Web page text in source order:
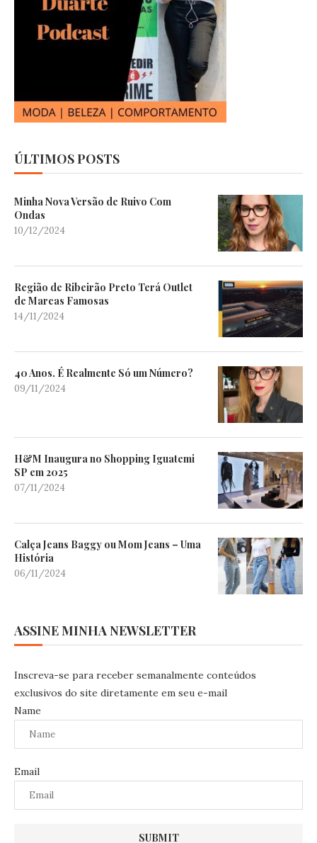
ÚLTIMOS POSTS
Minha Nova Versão de Ruivo Com
Ondas
10/12/2024
Região de Ribeirão Preto Terá Outlet
de Marcas Famosas
14/11/2024
40 Anos. É Realmente Só um Número?
09/11/2024
H&M Inaugura no Shopping Iguatemi
SP em 2025
07/11/2024
Calça Jeans Baggy ou Mom Jeans – Uma
História
06/11/2024
ASSINE MINHA NEWSLETTER
Inscreva-se para receber semanalmente conteúdos
exclusivos do site diretamente em seu e-mail
Name
Email